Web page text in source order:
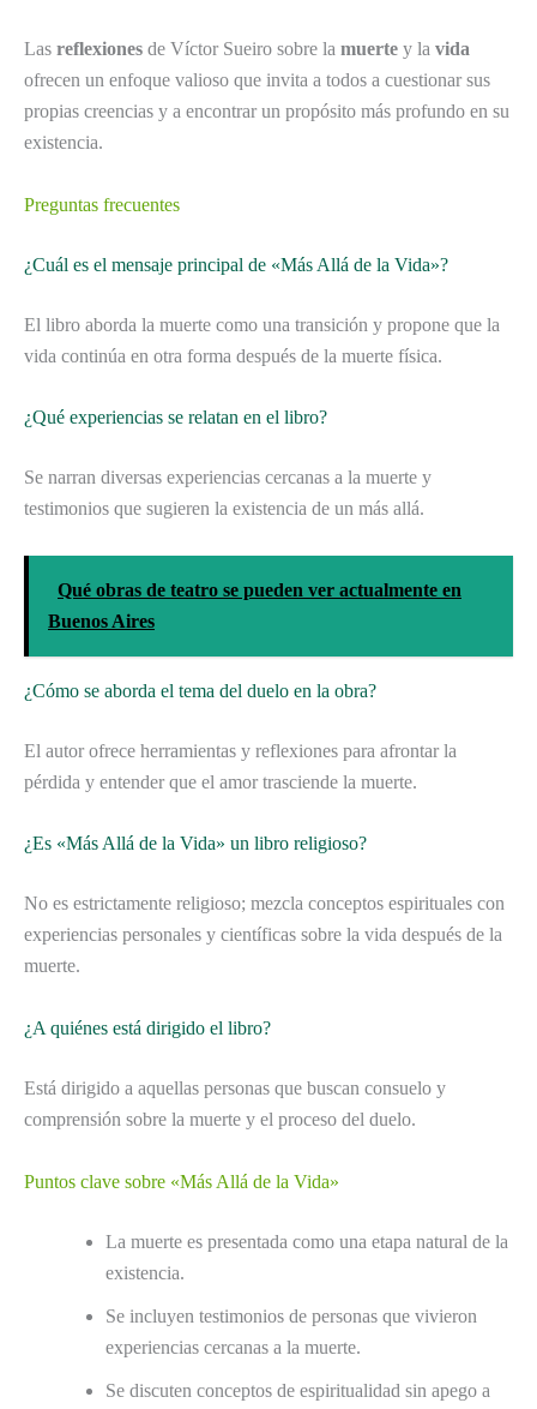
Las reflexiones de Víctor Sueiro sobre la muerte y la vida
ofrecen un enfoque valioso que invita a todos a cuestionar sus
propias creencias y a encontrar un propósito más profundo en su
existencia.
Preguntas frecuentes
¿Cuál es el mensaje principal de «Más Allá de la Vida»?
El libro aborda la muerte como una transición y propone que la
vida continúa en otra forma después de la muerte física.
¿Qué experiencias se relatan en el libro?
Se narran diversas experiencias cercanas a la muerte y
testimonios que sugieren la existencia de un más allá.
Qué obras de teatro se pueden ver actualmente en
Buenos Aires
¿Cómo se aborda el tema del duelo en la obra?
El autor ofrece herramientas y reflexiones para afrontar la
pérdida y entender que el amor trasciende la muerte.
¿Es «Más Allá de la Vida» un libro religioso?
No es estrictamente religioso; mezcla conceptos espirituales con
experiencias personales y científicas sobre la vida después de la
muerte.
¿A quiénes está dirigido el libro?
Está dirigido a aquellas personas que buscan consuelo y
comprensión sobre la muerte y el proceso del duelo.
Puntos clave sobre «Más Allá de la Vida»
La muerte es presentada como una etapa natural de la
existencia.
Se incluyen testimonios de personas que vivieron
experiencias cercanas a la muerte.
Se discuten conceptos de espiritualidad sin apego a